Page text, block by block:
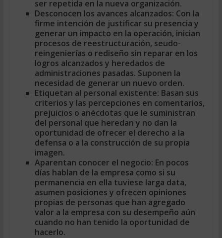
ser repetida en la nueva organización.
Desconocen los avances alcanzados: Con la
firme intención de justificar su presencia y
generar un impacto en la operación, inician
procesos de reestructuración, seudo-
reingenierías o rediseño sin reparar en los
logros alcanzados y heredados de
administraciones pasadas. Suponen la
necesidad de generar un nuevo orden.
Etiquetan al personal existente: Basan sus
criterios y las percepciones en comentarios,
prejuicios o anécdotas que le suministran
del personal que heredan y no dan la
oportunidad de ofrecer el derecho a la
defensa o a la construcción de su propia
imagen.
Aparentan conocer el negocio: En pocos
días hablan de la empresa como si su
permanencia en ella tuviese larga data,
asumen posiciones y ofrecen opiniones
propias de personas que han agregado
valor a la empresa con su desempeño aún
cuando no han tenido la oportunidad de
hacerlo.